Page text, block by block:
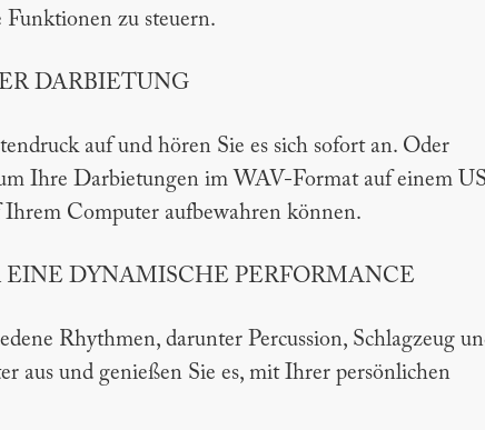
Funktionen zu steuern.
DARBIETUNG
auf und hören Sie es sich sofort an. Oder
Ihre Darbietungen im WAV-Format auf einem
Ihrem Computer aufbewahren können.
DYNAMISCHE PERFORMANCE
Rhythmen, darunter Percussion, Schlagzeug
aus und genießen Sie es, mit Ihrer persönlichen